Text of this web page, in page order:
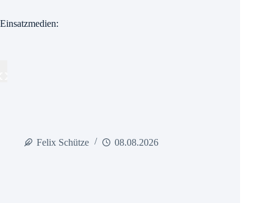
Einsatzmedien:
Felix Schütze 08.08.2026